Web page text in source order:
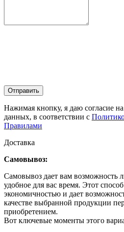
Отправить
Нажимая кнопку, я даю согласие
данных, в соответствии с
Правилами
Доставка
Самовывоз:
Самовывоз дает вам возможность
удобное для вас время. Этот
экономичностью и дает
качестве выбранной продукции
приобретением.
Вот ключевые моменты этого